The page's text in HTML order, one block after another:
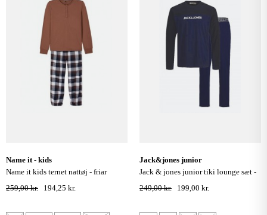
name it - kids
name it kids ternet nattøj - friar
brown
259,00 kr. 194,25 kr.
jack&jones junior
jack & jones junior tiki lounge sæt -
navy
249,00 kr. 199,00 kr.